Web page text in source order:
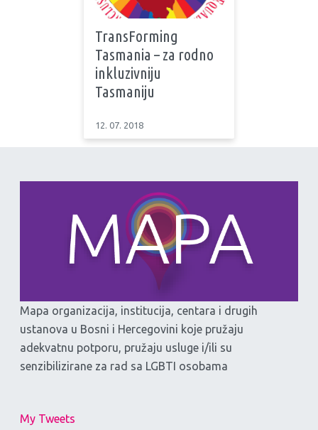
TransForming
Tasmania – za rodno
inkluzivniju
Tasmaniju
12. 07. 2018
Mapa organizacija, institucija, centara i drugih
ustanova u Bosni i Hercegovini koje pružaju
adekvatnu potporu, pružaju usluge i/ili su
senzibilizirane za rad sa LGBTI osobama
My Tweets